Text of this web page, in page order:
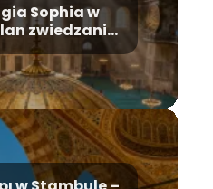
Sophia w
zwiedzania,
bilety